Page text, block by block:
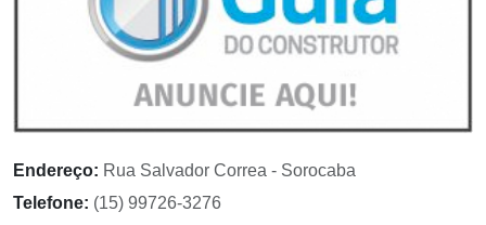
Endereço: Rua Salvador Correa - Sorocaba
Telefone: (15) 99726-3276